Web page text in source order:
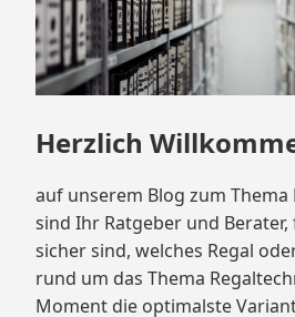
Herzlich
auf unserem Blog zum Thema
sind Ihr Ratgeber und Berater,
sicher sind, welches Regal
rund um das Thema
Moment die optimalste